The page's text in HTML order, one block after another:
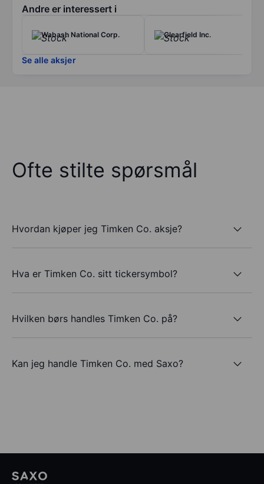
Andre er interessert i
Wabash National Corp. Clearfield Inc.
Se alle aksjer
Ofte stilte spørsmål
Hvordan kjøper jeg Timken Co. aksje?
Hva er Timken Co. sitt tickersymbol?
Hvilken børs handles Timken Co. på?
Kan jeg handle Timken Co. med Saxo?